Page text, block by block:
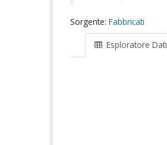
Sorgente: Fabbricati
Esploratore Dati